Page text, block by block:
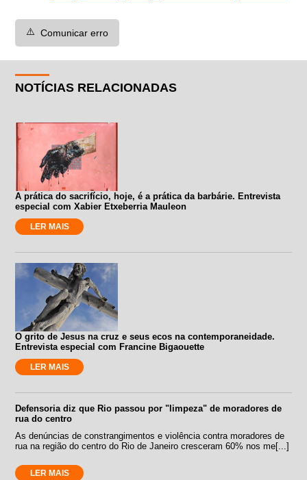
⚠️ Comunicar erro
NOTÍCIAS RELACIONADAS
A prática do sacrifício, hoje, é a prática da barbárie. Entrevista
especial com Xabier Etxeberria Mauleon
LER MAIS
O grito de Jesus na cruz e seus ecos na contemporaneidade.
Entrevista especial com Francine Bigaouette
LER MAIS
Defensoria diz que Rio passou por "limpeza" de moradores de
rua do centro
As denúncias de constrangimentos e violência contra moradores de
rua na região do centro do Rio de Janeiro cresceram 60% nos me[...]
LER MAIS